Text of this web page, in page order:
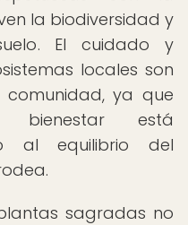
la biodiversidad y
El cuidado y
locales son
ya que
bienestar está
al equilibrio del
sagradas no